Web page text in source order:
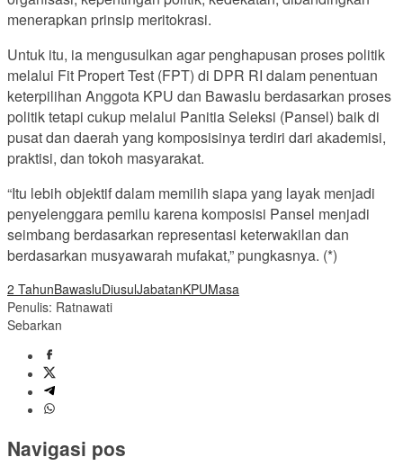
menerapkan prinsip meritokrasi.
Untuk itu, ia mengusulkan agar penghapusan proses politik
melalui Fit Propert Test (FPT) di DPR RI dalam penentuan
keterpilihan Anggota KPU dan Bawaslu berdasarkan proses
politik tetapi cukup melalui Panitia Seleksi (Pansel) baik di
pusat dan daerah yang komposisinya terdiri dari akademisi,
praktisi, dan tokoh masyarakat.
“Itu lebih objektif dalam memilih siapa yang layak menjadi
penyelenggara pemilu karena komposisi Pansel menjadi
seimbang berdasarkan representasi keterwakilan dan
berdasarkan musyawarah mufakat,” pungkasnya. (*)
2 TahunBawasluDiusulJabatanKPUMasa
Penulis: Ratnawati
Sebarkan
Navigasi pos